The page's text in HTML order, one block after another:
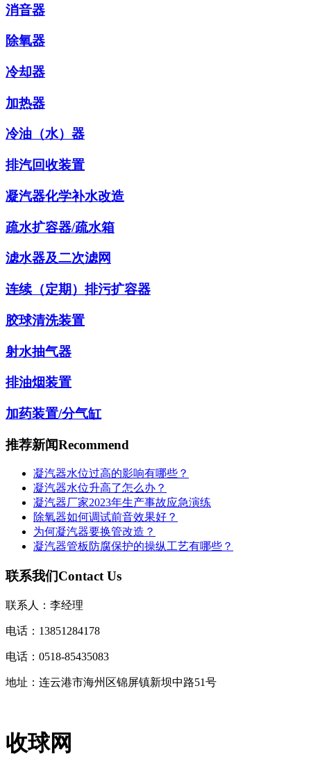
消音器
除氧器
冷却器
加热器
冷油（水）器
排汽回收装置
凝汽器化学补水改造
疏水扩容器/疏水箱
滤水器及二次滤网
连续（定期）排污扩容器
胶球清洗装置
射水抽气器
排油烟装置
加药装置/分气缸
推荐新闻Recommend
凝汽器水位过高的影响有哪些？
凝汽器水位升高了怎么办？
凝汽器厂家2023年生产事故应急演练
除氧器如何调试前音效果好？
为何凝汽器要换管改造？
凝汽器管板防腐保护的操纵工艺有哪些？
联系我们Contact Us
联系人：李经理
电话：13851284178
电话：0518-85435083
地址：连云港市海州区锦屏镇新坝中路51号
收球网